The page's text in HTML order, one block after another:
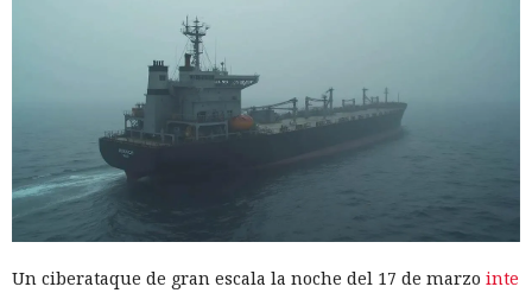
Un ciberataque de gran escala la noche del 17 de marzo inte